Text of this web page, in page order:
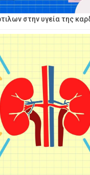
στην υγεία της